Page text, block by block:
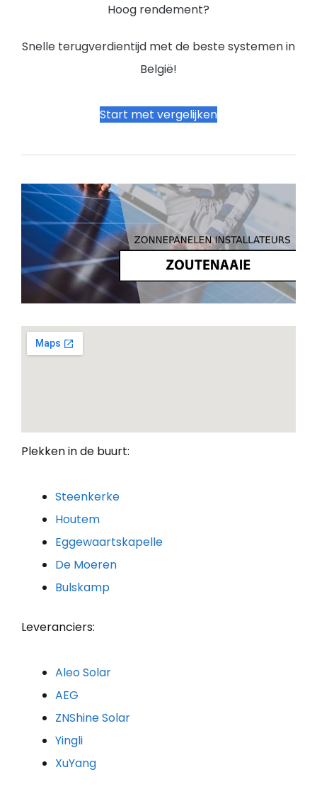
Hoog rendement?
Snelle terugverdientijd met de beste systemen in
België!
Start met vergelijken
Plekken in de buurt:
Steenkerke
Houtem
Eggewaartskapelle
De Moeren
Bulskamp
Leveranciers:
Aleo Solar
AEG
ZNShine Solar
Yingli
XuYang